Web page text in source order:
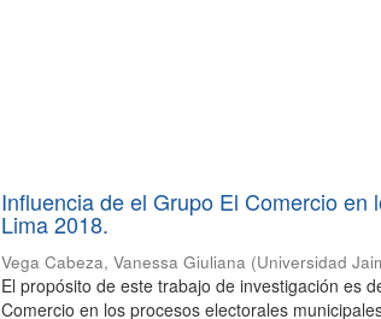
Influencia de el Grupo El Comercio
Lima 2018.
Vega Cabeza, Vanessa Giuliana (Universidad
El propósito de este trabajo de investigación es
Comercio en los procesos electorales